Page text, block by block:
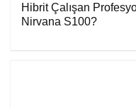
Hibrit Çalışan
Nirvana S100?